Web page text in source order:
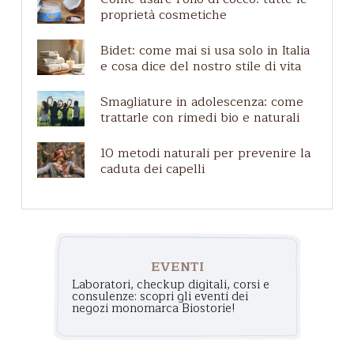
Etichette e certificazioni
Cuoio capelluto irritato
Pelle matura
Shampoo per cani
proprietà cosmetiche
Bidet: come mai si usa solo in Italia
e cosa dice del nostro stile di vita
Smagliature in adolescenza: come
trattarle con rimedi bio e naturali
10 metodi naturali per prevenire la
caduta dei capelli
EVENTI
Laboratori, checkup digitali, corsi e
consulenze: scopri gli eventi dei
negozi monomarca Biostorie!